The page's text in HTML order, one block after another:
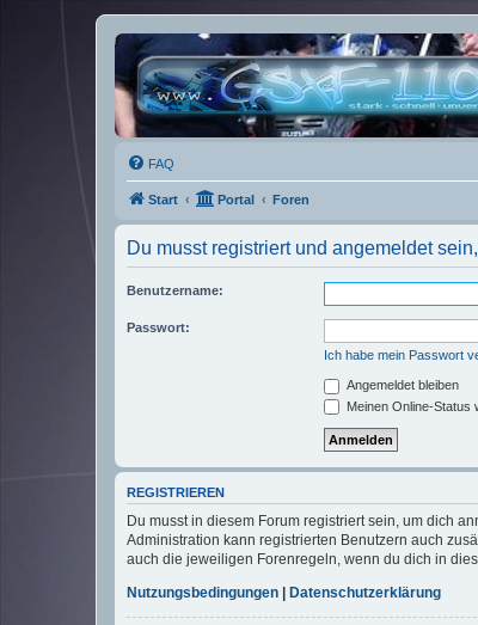
FAQ
Start Portal Foren
Du musst registriert und angemeldet
Benutzername:
Passwort:
Ich habe mein Passwort
Angemeldet bleiben
Meinen Online-Status
REGISTRIEREN
Du musst in diesem Forum registriert sein, um dich
Administration kann registrierten Benutzern auch
auch die jeweiligen Forenregeln, wenn du dich in
Nutzungsbedingungen | Datenschutzerklärung